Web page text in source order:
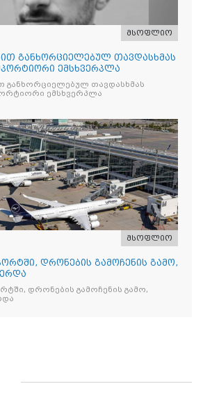
მსოფლიო
განხორციელებულ თავდასხმას
ემსხვერპლა
განხორციელებულ თავდასხმას
ემსხვერპლა
მსოფლიო
დრონების გამოჩენის გამო,
დრონების გამოჩენის გამო,